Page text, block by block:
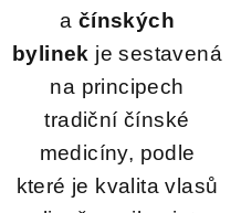
a čínských
bylinek je sestavená
na principech
tradiční čínské
medicíny, podle
které je kvalita vlasů